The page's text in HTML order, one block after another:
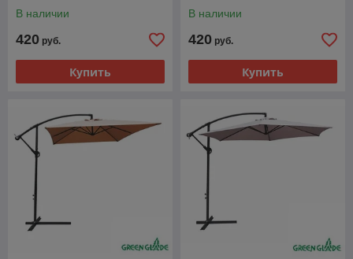
В наличии
420 руб.
Купить
В наличии
420 руб.
Купить